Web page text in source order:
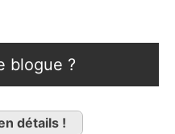
blogue ?
détails !